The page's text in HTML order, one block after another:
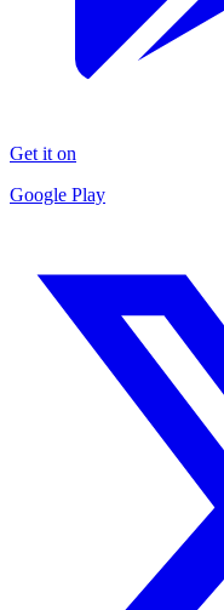
Get it on
Google Play